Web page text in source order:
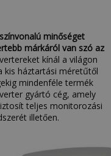
minőséget
márkáról van szó az
kínál a világon
kis háztartási méretűtől
mindenféle termék
gyártó cég, amely
teljes monitorozási
illetően.